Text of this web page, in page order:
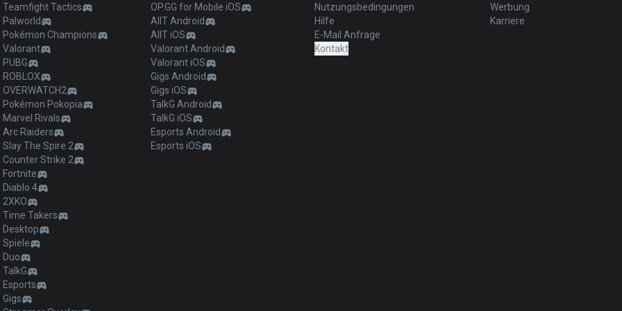
Teamfight Tactics
Palworld
Pokémon Champions
Valorant
PUBG
ROBLOX
OVERWATCH2
Pokémon Pokopia
Marvel Rivals
Arc Raiders
Slay The Spire 2
Counter Strike 2
Fortnite
Diablo 4
2XKO
Time Takers
Desktop
Spiele
Duo
TalkG
Esports
Gigs
OP.GG for Mobile iOS
AllT Android
AllT iOS
Valorant Android
Valorant iOS
Gigs Android
Gigs iOS
TalkG Android
TalkG iOS
Esports Android
Esports iOS
Nutzungsbedingungen
Hilfe
E-Mail Anfrage
Kontakt
Werbung
Karriere